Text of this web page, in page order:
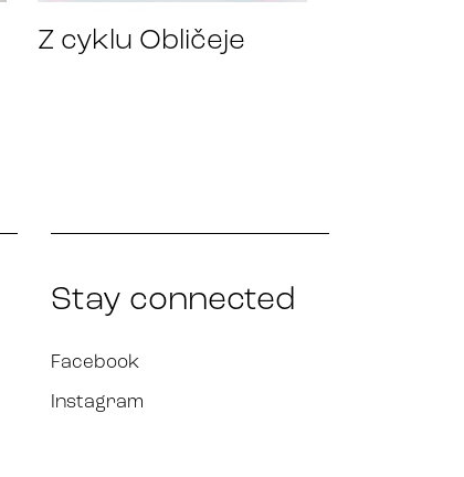
Z cyklu Obličeje
Stay connected
Facebook
Instagram